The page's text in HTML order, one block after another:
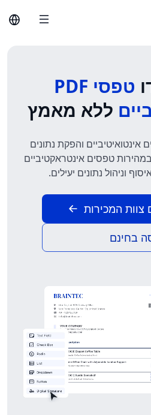
טפסי PDF
ללא מאמץ
אינטואיטיביים והפקת נתונים
טפסים אינטראקטיביים
וניהול נתונים יעילים.
המכירות
בחינם